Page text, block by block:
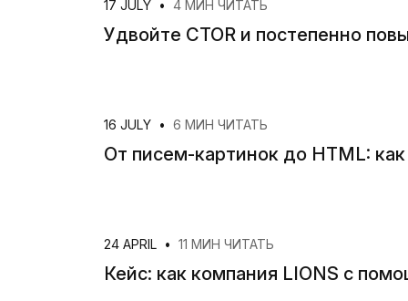
17 JULY • 4 МИН ЧИТАТЬ
Удвойте CTOR и постепенно
16 JULY • 6 МИН ЧИТАТЬ
От писем-картинок до HTML:
24 APRIL • 11 МИН ЧИТАТЬ
Кейс: как компания LIONS с